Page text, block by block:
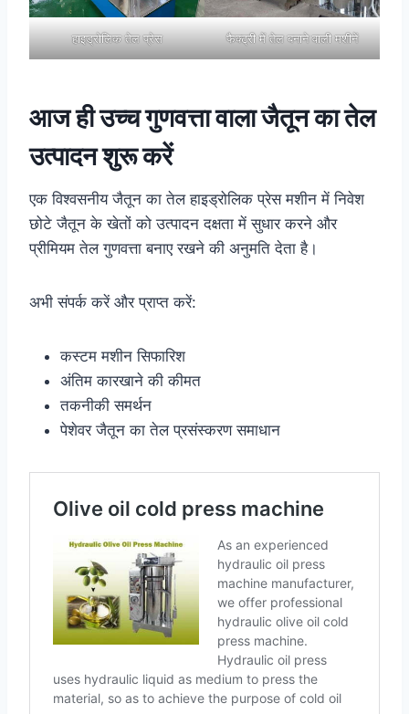
हाइड्रोलिक तेल प्रेस फैक्ट्री में तेल बनाने वाली मशीनें
आज ही उच्च गुणवत्ता वाला जैतून का तेल
उत्पादन शुरू करें
एक विश्वसनीय जैतून का तेल हाइड्रोलिक प्रेस मशीन में निवेश
छोटे जैतून के खेतों को उत्पादन दक्षता में सुधार करने और
प्रीमियम तेल गुणवत्ता बनाए रखने की अनुमति देता है।
अभी संपर्क करें और प्राप्त करें:
कस्टम मशीन सिफारिश
अंतिम कारखाने की कीमत
तकनीकी समर्थन
पेशेवर जैतून का तेल प्रसंस्करण समाधान